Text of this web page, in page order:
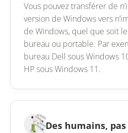
Vous pouvez transférer de
version de Windows vers
de Windows, quel que soit
bureau ou portable. Par
bureau Dell sous Windows
HP sous Windows 11.
Des humains,